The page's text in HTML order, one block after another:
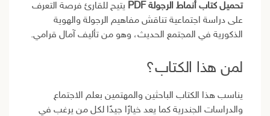
تحميل كتاب أنماط الرجولة PDF
يتيح للقارئ فرصة التعرف
على دراسة اجتماعية تناقش مفاهيم الرجولة والهوية
الذكورية في المجتمع الحديث، وهو من تأليف آمال قرامي.
لمن هذا الكتاب؟
يناسب هذا الكتاب الباحثين والمهتمين بعلم الاجتماع
والدراسات الجندرية كما يعد خيارًا جيدًا لكل من يرغب في